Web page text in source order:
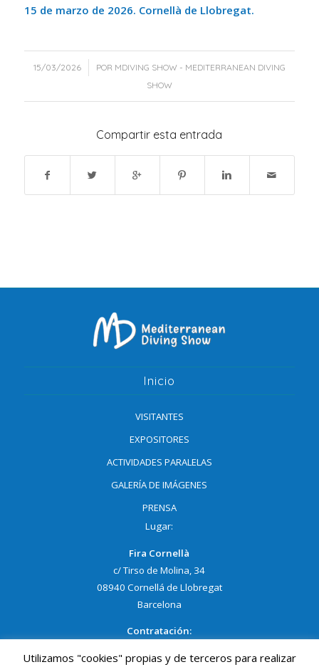
15 de marzo de 2026. Cornellà de Llobregat.
15/03/2026
/ POR MDIVING SHOW - MEDITERRANEAN DIVING
SHOW
Compartir esta entrada
Inicio
VISITANTES
EXPOSITORES
ACTIVIDADES PARALELAS
GALERÍA DE IMÁGENES
PRENSA
Lugar:
Fira Cornellà
c/ Tirso de Molina, 34
08940 Cornellá de Llobregat
Barcelona
Contratación:
NELLY GRACIA
Utilizamos "cookies" propias y de terceros para realizar